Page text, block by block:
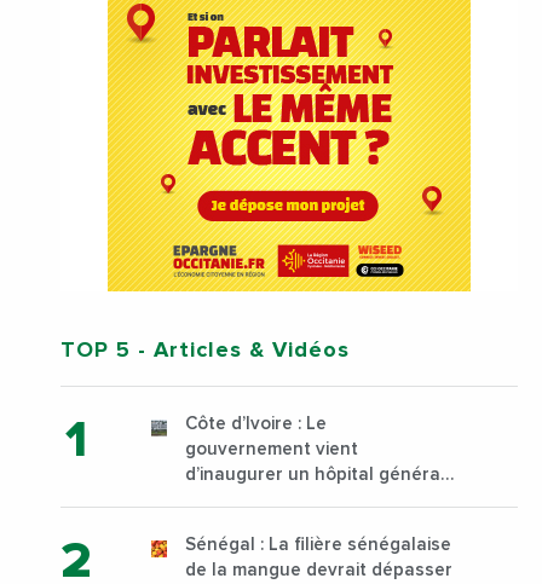
TOP 5 - Articles & Vidéos
Côte d’Ivoire : Le
gouvernement vient
d’inaugurer un hôpital général
Sénégal : La filière sénégalaise
de la mangue devrait dépasser